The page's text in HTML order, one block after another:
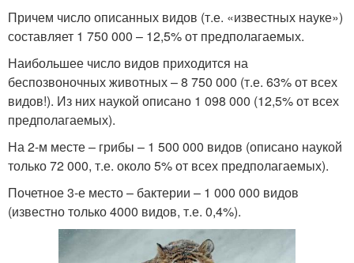
Причем число описанных видов (т.е. «известных науке»)
составляет 1 750 000 – 12,5% от предполагаемых.
Наибольшее число видов приходится на
беспозвоночных животных – 8 750 000 (т.е. 63% от всех
видов!). Из них наукой описано 1 098 000 (12,5% от всех
предполагаемых).
На 2-м месте – грибы – 1 500 000 видов (описано наукой
только 72 000, т.е. около 5% от всех предполагаемых).
Почетное 3-е место – бактерии – 1 000 000 видов
(известно только 4000 видов, т.е. 0,4%).